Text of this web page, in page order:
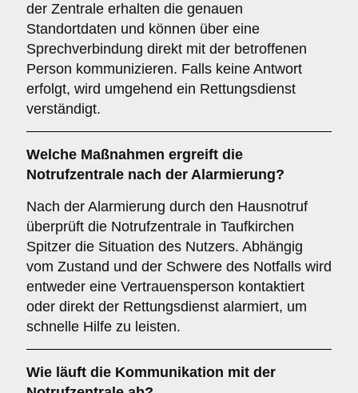
der Zentrale erhalten die genauen
Standortdaten und können über eine
Sprechverbindung direkt mit der betroffenen
Person kommunizieren. Falls keine Antwort
erfolgt, wird umgehend ein Rettungsdienst
verständigt.
Welche Maßnahmen ergreift die
Notrufzentrale nach der Alarmierung?
Nach der Alarmierung durch den Hausnotruf
überprüft die Notrufzentrale in Taufkirchen
Spitzer die Situation des Nutzers. Abhängig
vom Zustand und der Schwere des Notfalls wird
entweder eine Vertrauensperson kontaktiert
oder direkt der Rettungsdienst alarmiert, um
schnelle Hilfe zu leisten.
Wie läuft die Kommunikation mit der